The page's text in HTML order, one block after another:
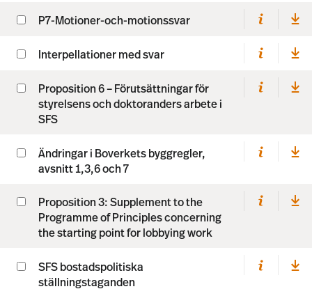
P7-Motioner-och-motionssvar
Interpellationer med svar
Proposition 6 – Förutsättningar för
styrelsens och doktoranders arbete i
SFS
Ändringar i Boverkets byggregler,
avsnitt 1,3,6 och 7
Proposition 3: Supplement to the
Programme of Principles concerning
the starting point for lobbying work
SFS bostadspolitiska
ställningstaganden